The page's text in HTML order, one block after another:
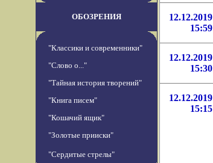
ОБОЗРЕНИЯ
"Классики и современники"
"Слово о..."
"Тайная история творений"
"Книга писем"
"Кошачий ящик"
"Золотые прииски"
"Сердитые стрелы"
12.12.2019
15:59
12.12.2019
15:30
12.12.2019
15:15